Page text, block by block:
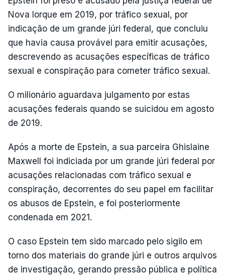
Nova Iorque em 2019, por tráfico sexual, por
indicação de um grande júri federal, que concluiu
que havia causa provável para emitir acusações,
descrevendo as acusações específicas de tráfico
sexual e conspiração para cometer tráfico sexual.
O milionário aguardava julgamento por estas
acusações federais quando se suicidou em agosto
de 2019.
Após a morte de Epstein, a sua parceira Ghislaine
Maxwell foi indiciada por um grande júri federal por
acusações relacionadas com tráfico sexual e
conspiração, decorrentes do seu papel em facilitar
os abusos de Epstein, e foi posteriormente
condenada em 2021.
O caso Epstein tem sido marcado pelo sigilo em
torno dos materiais do grande júri e outros arquivos
de investigação, gerando pressão pública e política